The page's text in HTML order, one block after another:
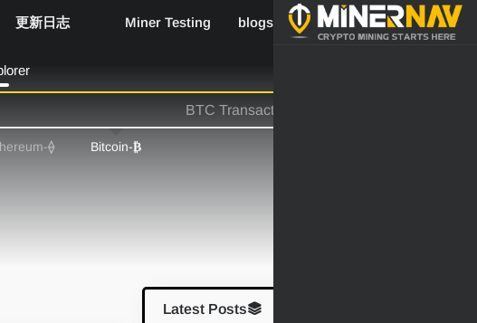
Industry News
blogs
Miner Testing
更新日志
₿
-Bitcoin
⟠
-Ethereum
Latest Posts